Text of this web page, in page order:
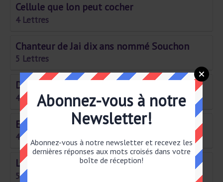
Cellule que lon peut cocher
4 Lettres
Chanteur de Jai dix ans nommé Souchon
5 Lettres
Déplace quelquun ou quelque chose
4 Lettres
Examen ou essai
4 Lettres
Le fils de mon frère
5 Lettres
Abonnez-vous à notre
Newsletter!
Abonnez-vous à notre newsletter et recevez les
dernières réponses aux mots croisés dans votre
boîte de réception!